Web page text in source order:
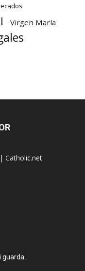
Virgen María
| Catholic.net
guarda